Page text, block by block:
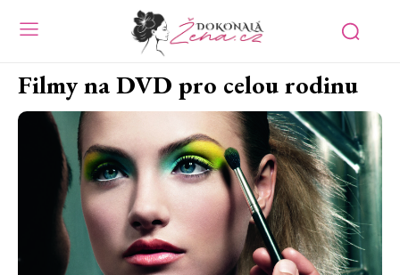
Filmy na DVD pro celou rodinu